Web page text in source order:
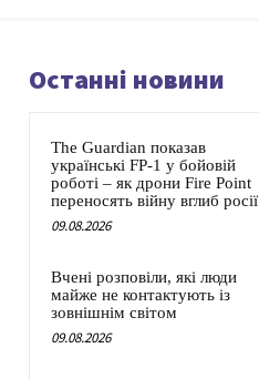
Останні новини
The Guardian показав
українські FP-1 у бойовій
роботі – як дрони Fire Point
переносять війну вглиб росії
09.08.2026
Вчені розповіли, які люди
майже не контактують із
зовнішнім світом
09.08.2026